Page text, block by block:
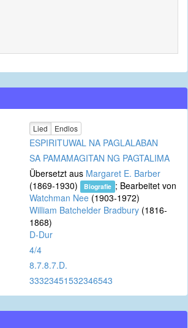
Lied Endlos
ESPIRITUWAL NA PAGLALABAN
SA PAMAMAGITAN NG PAGTALIMA
Übersetzt aus Margaret E. Barber
(1869-1930)
Biografie ; Bearbeitet von
Watchman Nee (1903-1972)
William Batchelder Bradbury (1816-
1868)
D-Dur
4/4
8.7.8.7.D.
33323451532346543